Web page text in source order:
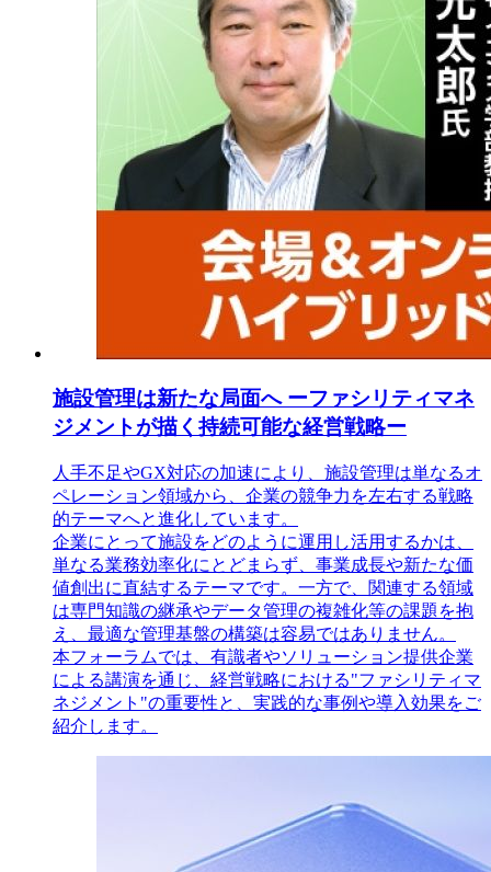
施設管理は新たな局面へ ーファシリティマネ
ジメントが描く持続可能な経営戦略ー
人手不足やGX対応の加速により、施設管理は単なるオ
ペレーション領域から、企業の競争力を左右する戦略
的テーマへと進化しています。
企業にとって施設をどのように運用し活用するかは、
単なる業務効率化にとどまらず、事業成長や新たな価
値創出に直結するテーマです。一方で、関連する領域
は専門知識の継承やデータ管理の複雑化等の課題を抱
え、最適な管理基盤の構築は容易ではありません。
本フォーラムでは、有識者やソリューション提供企業
による講演を通じ、経営戦略における"ファシリティマ
ネジメント"の重要性と、実践的な事例や導入効果をご
紹介します。